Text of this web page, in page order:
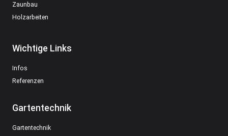
Zaunbau
Holzarbeiten
Wichtige Links
Infos
Referenzen
Gartentechnik
Gartentechnik